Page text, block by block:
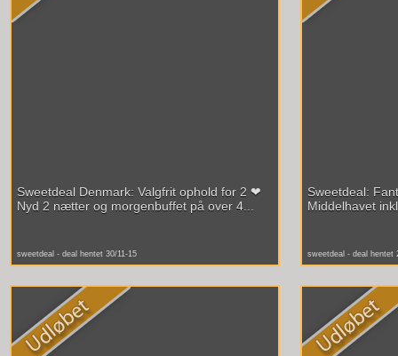
Sweetdeal Denmark: Valgfrit ophold for 2 ❤
Nyd 2 nætter og morgenbuffet på over 4...
sweetdeal - deal hentet 30/11-15
Sweetdeal:
Middelhavet
sweetdeal - deal hentet